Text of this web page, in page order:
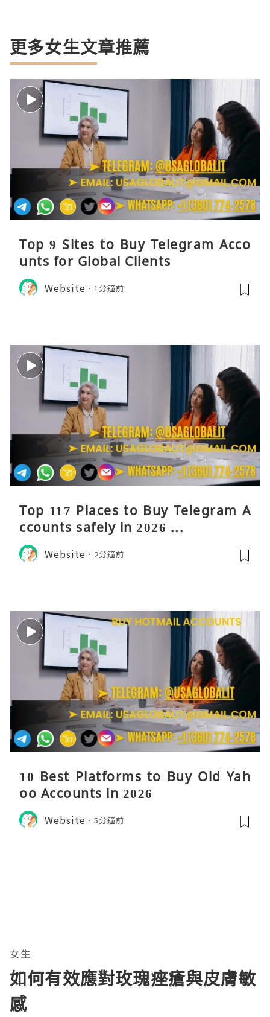
更多女生文章推薦
Top 9 Sites to Buy Telegram Acco
unts for Global Clients
Website 1分鐘前
Top 117 Places to Buy Telegram A
ccounts safely in 2026 ...
Website 2分鐘前
10 Best Platforms to Buy Old Yah
oo Accounts in 2026
Website 5分鐘前
女生
如何有效應對玫瑰痤瘡與皮膚敏
感